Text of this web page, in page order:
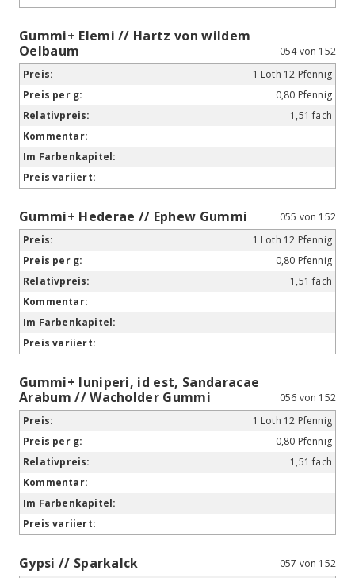
Gummi+ Elemi // Hartz von wildem
Oelbaum
054 von 152
1 Loth 12 Pfennig
0,80 Pfennig
1,51 fach
Gummi+ Hederae // Ephew Gummi
055 von 152
1 Loth 12 Pfennig
0,80 Pfennig
1,51 fach
Gummi+ Iuniperi, id est, Sandaracae
Arabum // Wacholder Gummi
056 von 152
1 Loth 12 Pfennig
0,80 Pfennig
1,51 fach
Gypsi // Sparkalck
057 von 152